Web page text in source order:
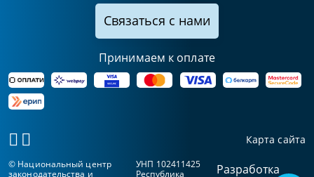
Связаться с нами
Принимаем к оплате
Карта сайта
© Национальный центр
законодательства и
УНП 102411425
Республика
Разработка